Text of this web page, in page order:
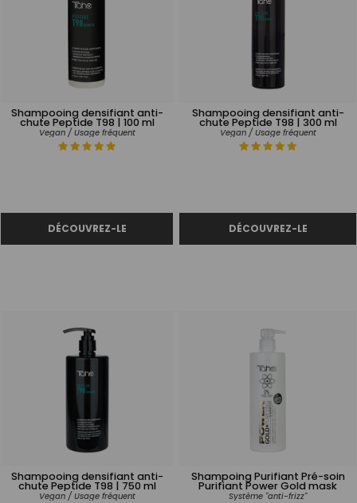
Shampooing densifiant anti-
chute Peptide T98 | 100 ml
Vegan / Usage fréquent
Shampooing densifiant anti-
chute Peptide T98 | 300 ml
Vegan / Usage fréquent
Shampooing densifiant anti-
chute Peptide T98 | 750 ml
Vegan / Usage fréquent
Shampoing Purifiant Pré-soin
Purifiant Power Gold mask
Système "anti-frizz"